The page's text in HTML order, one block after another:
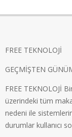
FREE TEKNOLOJİ
GEÇMİŞTEN
FREE TEKNOLOJİ
üzerindeki tüm
nedeni ile
durumlar kullanıcı